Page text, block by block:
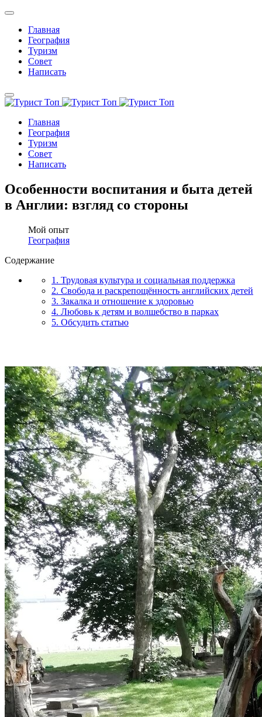
Главная
География
Туризм
Совет
Написать
Главная
География
Туризм
Совет
Написать
Особенности воспитания и быта детей
в Англии: взгляд со стороны
Мой опыт
География
Содержание
1. Трудовая культура и социальная поддержка
2. Свобода и раскрепощённость английских детей
3. Закалка и отношение к здоровью
4. Любовь к детям и волшебство в парках
5. Обсудить статью